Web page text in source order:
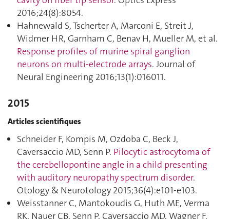
2016;24(8):8054.
Hahnewald S, Tscherter A, Marconi E, Streit J,
Widmer HR, Garnham C, Benav H, Mueller M, et al.
Response profiles of murine spiral ganglion
neurons on multi-electrode arrays. Journal of
Neural Engineering 2016;13(1):016011.
2015
Articles scientifiques
Schneider F, Kompis M, Ozdoba C, Beck J,
Caversaccio MD, Senn P. Pilocytic astrocytoma of
the cerebellopontine angle in a child presenting
with auditory neuropathy spectrum disorder.
Otology & Neurotology 2015;36(4):e101‑e103.
Weisstanner C, Mantokoudis G, Huth ME, Verma
RK, Nauer CB, Senn P, Caversaccio MD, Wagner F.